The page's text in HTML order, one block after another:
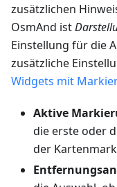
zusätzlichen
OsmAnd ist
Einstellung für die
zusätzliche
Widgets mit
Aktive
die erste oder
der